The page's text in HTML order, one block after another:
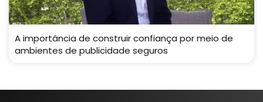
A importância de construir confiança por meio de
ambientes de publicidade seguros